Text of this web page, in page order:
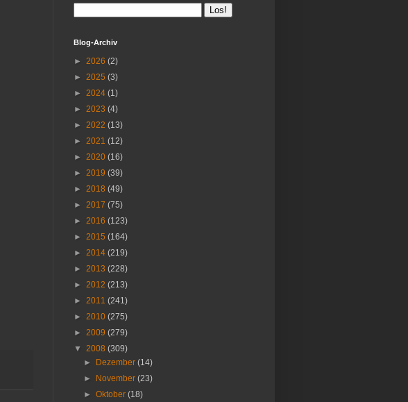
Blog-Archiv
► 2026 (2)
► 2025 (3)
► 2024 (1)
► 2023 (4)
► 2022 (13)
► 2021 (12)
► 2020 (16)
► 2019 (39)
► 2018 (49)
► 2017 (75)
► 2016 (123)
► 2015 (164)
► 2014 (219)
► 2013 (228)
► 2012 (213)
► 2011 (241)
► 2010 (275)
► 2009 (279)
▼ 2008 (309)
►
Dezember(14)
►
November(23)
►Oktober(18)